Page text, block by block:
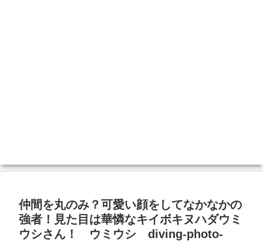
仲間を丸のみ？可愛い顔をしてなかなかの
強者！見た目は華憐なキイボキヌハダウミ
ウシさん！ ウミウシ diving-photo-